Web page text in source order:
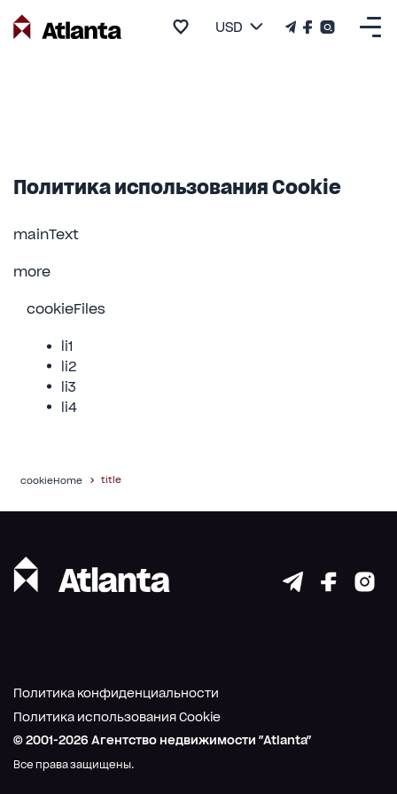
USD
Политика использования Cookie
mainText
more
cookieFiles
li1
li2
li3
li4
cookieHome title
© 2001-2026 Агентство недвижимости "Atlanta"
Все права защищены.
Политика конфиденциальности
Политика использования Cookie